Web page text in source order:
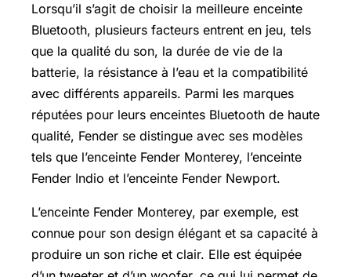
Lorsqu’il s’agit de choisir la meilleure enceinte
Bluetooth, plusieurs facteurs entrent en jeu, tels
que la qualité du son, la durée de vie de la
batterie, la résistance à l’eau et la compatibilité
avec différents appareils. Parmi les marques
réputées pour leurs enceintes Bluetooth de haute
qualité, Fender se distingue avec ses modèles
tels que l’enceinte Fender Monterey, l’enceinte
Fender Indio et l’enceinte Fender Newport.
L’enceinte Fender Monterey, par exemple, est
connue pour son design élégant et sa capacité à
produire un son riche et clair. Elle est équipée